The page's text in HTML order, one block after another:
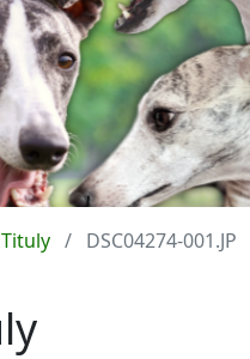
Tituly DSC04274-001.JPG